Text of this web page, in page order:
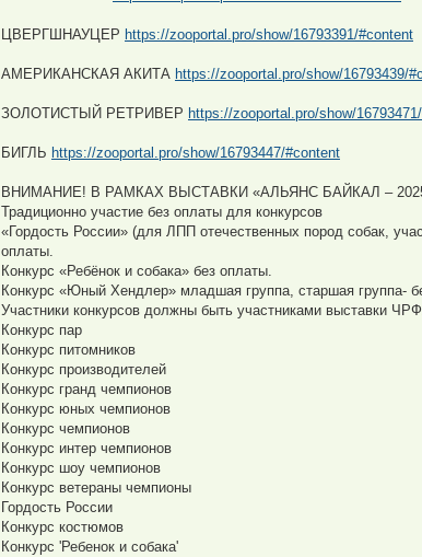
ЦВЕРГШНАУЦЕР https://zooportal.pro/show/16793391/#content
АМЕРИКАНСКАЯ АКИТА https://zooportal.pro/show/16793439/
ЗОЛОТИСТЫЙ РЕТРИВЕР https://zooportal.pro/show/
БИГЛЬ https://zooportal.pro/show/16793447/#content
ВНИМАНИЕ! В РАМКАХ ВЫСТАВКИ «АЛЬЯНС БАЙКАЛ –
Традиционно участие без оплаты для конкурсов
«Гордость России» (для ЛПП отечественных пород собак,
оплаты.
Конкурс «Ребёнок и собака» без оплаты.
Конкурс «Юный Хендлер» младшая группа, старшая группа-
Участники конкурсов должны быть участниками выставки
Конкурс пар
Конкурс питомников
Конкурс производителей
Конкурс гранд чемпионов
Конкурс юных чемпионов
Конкурс чемпионов
Конкурс интер чемпионов
Конкурс шоу чемпионов
Конкурс ветераны чемпионы
Гордость России
Конкурс костюмов
Конкурс 'Ребенок и собака'